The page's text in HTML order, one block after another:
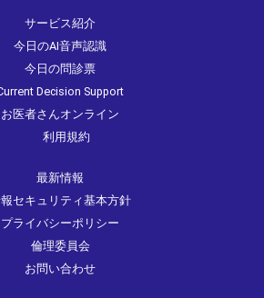
サービス紹介
今日のAI音声認識
今日の問診票
Decision Support
お医者さんオンライン
利用規約
最新情報
セキュリティ基本方針
プライバシーポリシー
倫理委員会
お問い合わせ